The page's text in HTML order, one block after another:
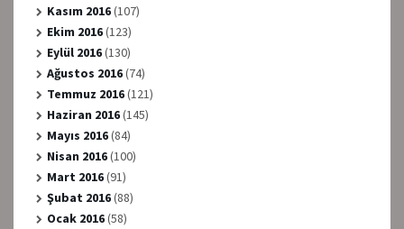
Kasım 2016(107)
Ekim 2016(123)
Eylül 2016(130)
Ağustos 2016(74)
Temmuz 2016(121)
Haziran 2016(145)
Mayıs 2016(84)
Nisan 2016(100)
Mart 2016(91)
Şubat 2016(88)
Ocak 2016(58)